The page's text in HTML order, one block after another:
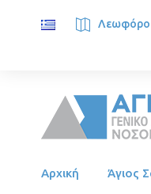
Αρχική Άγιος